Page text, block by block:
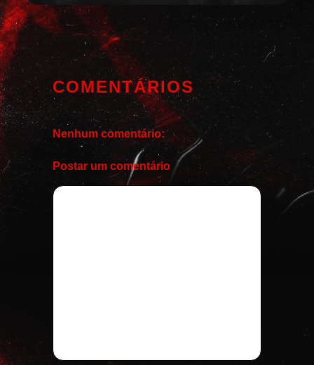
COMENTÁRIOS
Nenhum comentário:
Postar um comentário